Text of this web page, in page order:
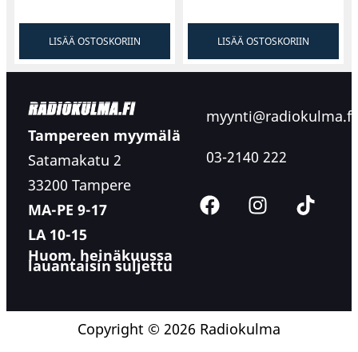
LISÄÄ OSTOSKORIIN LISÄÄ OSTOSKORIIN
Tampereen myymälä
Satamakatu 2
33200 Tampere
MA-PE 9-17
LA 10-15
Huom. heinäkuussa
lauantaisin suljettu
myynti@radiokulma.fi
03-2140 222
Copyright © 2026 Radiokulma